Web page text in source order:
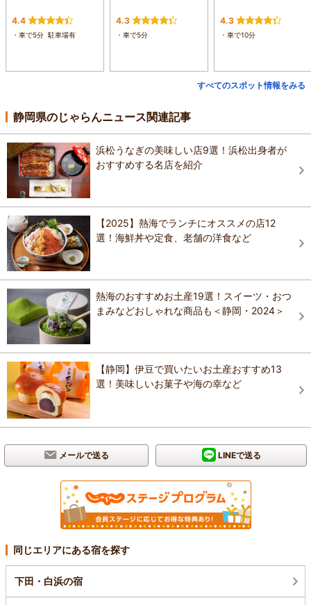
4.4
・車で5分 駐車場有
4.3
・車で5分
4.3
・車で10分
すべてのスポット情報をみる
静岡県のじゃらんニュース関連記事
浜松うなぎの美味しい店9選！浜松出身者が
おすすめする名店を紹介
【2025】熱海でランチにオススメの店12
選！海鮮丼や定食、老舗の洋食など
熱海のおすすめお土産19選！スイーツ・おつ
まみなどおしゃれな商品も＜静岡・2024＞
【静岡】伊豆で買いたいお土産おすすめ13
選！美味しいお菓子や海の幸など
メールで送る LINEで送る
同じエリアにある宿を探す
下田・白浜の宿